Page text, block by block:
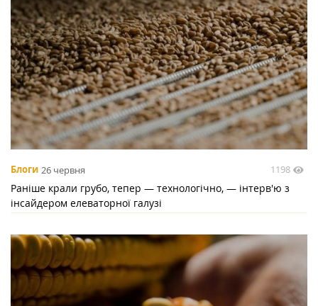
Блоги 26 червня 1198
Раніше крали грубо, тепер — технологічно, — інтерв'ю з
інсайдером елеваторної галузі